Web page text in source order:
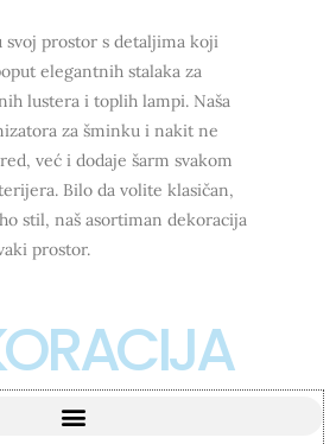
svoj prostor s detaljima koji
elegantnih stalaka za
lustera i toplih lampi. Naša
za šminku i nakit ne
već i dodaje šarm svakom
Bilo da volite klasičan,
stil, naš asortiman dekoracija
prostor.